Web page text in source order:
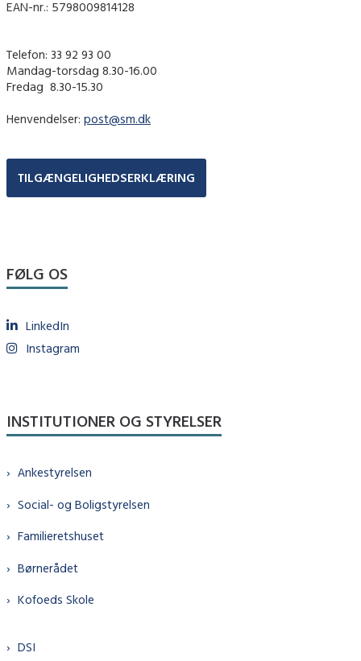
EAN-nr.: 5798009814128
Telefon: 33 92 93 00
Mandag-torsdag 8.30-16.00
Fredag ​ 8.30-15.30
Henvendelser: post@sm.dk
TILGÆNGELIGHEDSERKLÆRING
FØLG OS
LinkedIn
Instagram
INSTITUTIONER OG STYRELSER
Ankestyrelsen
Social- og Boligstyrelsen
Familieretshuset
Børnerådet
Kofoeds Skole
DSI